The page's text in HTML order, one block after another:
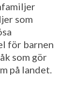
som
för barnen
som gör
på landet.